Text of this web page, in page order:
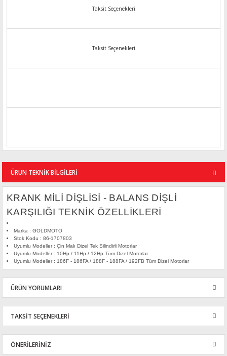
Taksit Seçenekleri
Taksit Seçenekleri
ÜRÜN TEKNİK BİLGİLERİ
KRANK MİLİ DİŞLİSİ - BALANS DİŞLİ
KARŞILIĞI TEKNİK ÖZELLİKLERİ
Marka : GOLDMOTO
Stok Kodu : 86-1707803
Uyumlu Modeller : Çin Malı Dizel Tek Silindirli Motorlar
Uyumlu Modeller : 10Hp / 11Hp / 12Hp Tüm Dizel Motorlar
Uyumlu Modeller : 186F - 186FA / 188F - 188FA / 192FB Tüm Dizel Motorlar
ÜRÜN YORUMLARI
Bu ürüne ilk yorumu siz yapın!
TAKSİT SEÇENEKLERİ
ÖNERİLERİNİZ